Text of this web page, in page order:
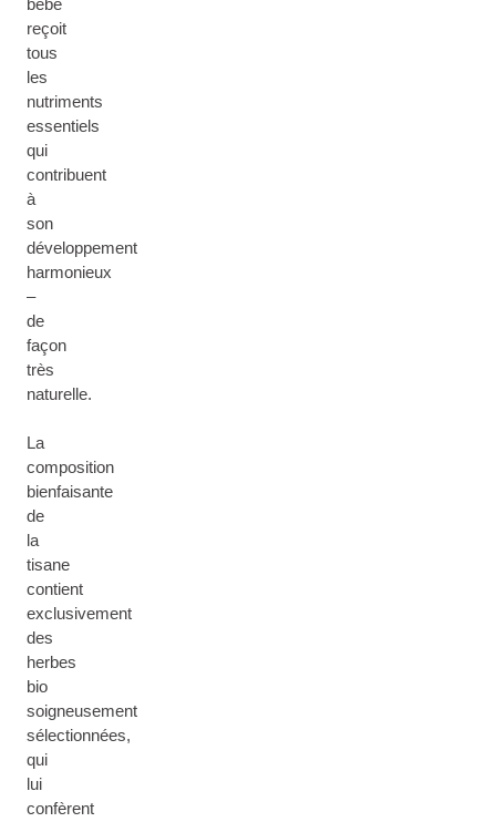
bébé
reçoit
tous
les
nutriments
essentiels
qui
contribuent
à
son
développement
harmonieux
–
de
façon
très
naturelle.
La
composition
bienfaisante
de
la
tisane
contient
exclusivement
des
herbes
bio
soigneusement
sélectionnées,
qui
lui
confèrent